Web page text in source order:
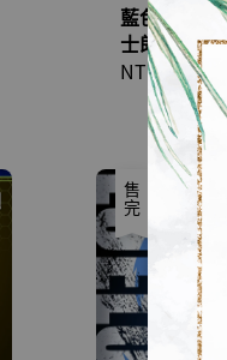
藍色監獄
士郎 [DBK
Regular
price
NT$ 780-
售完